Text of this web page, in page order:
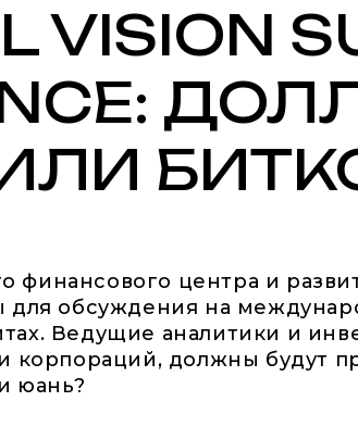
VISION
финансового центра и
для обсуждения на
Ведущие аналитики и
корпораций, должны будут
юань?